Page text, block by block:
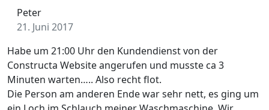
Peter
21. Juni 2017
Habe um 21:00 Uhr den Kundendienst von der
Constructa Website angerufen und musste ca 3
Minuten warten….. Also recht flot.
Die Person am anderen Ende war sehr nett, es ging um